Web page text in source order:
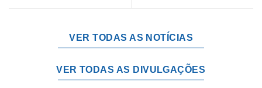
VER TODAS AS NOTÍCIAS
VER TODAS AS DIVULGAÇÕES